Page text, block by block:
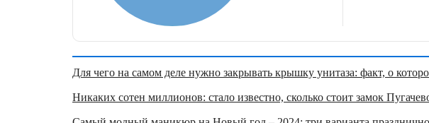
Для чего на самом деле нужно закрывать крышку унитаза: факт, о
Никаких сотен миллионов: стало известно, сколько стоит замок